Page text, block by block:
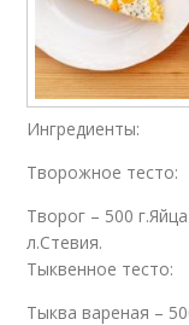
Ингредиенты:
Творожное тесто:
Творог – 500
л.Стевия.
Тыквенное тесто:
Тыква вареная –